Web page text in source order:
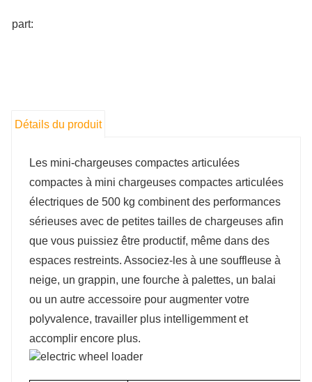
part:
Détails du produit
Les mini-chargeuses compactes articulées
compactes à mini chargeuses compactes articulées
électriques de 500 kg combinent des performances
sérieuses avec de petites tailles de chargeuses afin
que vous puissiez être productif, même dans des
espaces restreints. Associez-les à une souffleuse à
neige, un grappin, une fourche à palettes, un balai
ou un autre accessoire pour augmenter votre
polyvalence, travailler plus intelligemment et
accomplir encore plus.